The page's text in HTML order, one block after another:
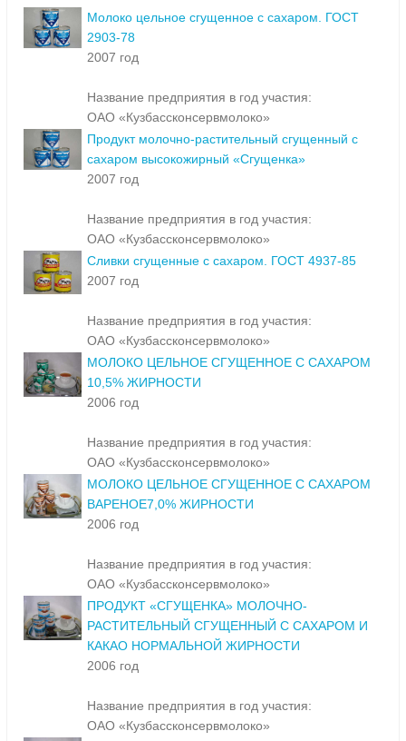
Молоко цельное сгущенное с сахаром. ГОСТ
2903-78
2007 год
Название предприятия в год участия:
ОАО «Кузбассконсервмолоко»
Продукт молочно-растительный сгущенный с
сахаром высокожирный «Сгущенка»
2007 год
Название предприятия в год участия:
ОАО «Кузбассконсервмолоко»
Сливки сгущенные с сахаром. ГОСТ 4937-85
2007 год
Название предприятия в год участия:
ОАО «Кузбассконсервмолоко»
МОЛОКО ЦЕЛЬНОЕ СГУЩЕННОЕ С САХАРОМ
10,5% ЖИРНОСТИ
2006 год
Название предприятия в год участия:
ОАО «Кузбассконсервмолоко»
МОЛОКО ЦЕЛЬНОЕ СГУЩЕННОЕ С САХАРОМ
ВАРЕНОЕ7,0% ЖИРНОСТИ
2006 год
Название предприятия в год участия:
ОАО «Кузбассконсервмолоко»
ПРОДУКТ «СГУЩЕНКА» МОЛОЧНО-
РАСТИТЕЛЬНЫЙ СГУЩЕННЫЙ С САХАРОМ И
КАКАО НОРМАЛЬНОЙ ЖИРНОСТИ
2006 год
Название предприятия в год участия:
ОАО «Кузбассконсервмолоко»